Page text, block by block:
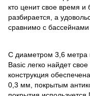
кто ценит свое время и
разбирается, а
сравнимо с бассейнами
С диаметром 3,6 метра
Basic легко найдет
конструкция
0,3 мм, покрытым